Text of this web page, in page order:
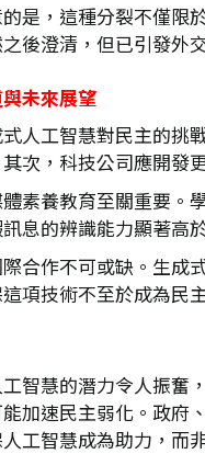
是，這種分裂不僅限
後澄清，但已引發外
未來展望
人工智慧對民主的挑
次，科技公司應開發
素養教育至關重要。
息的辨識能力顯著高
合作不可或缺。生成
項技術不至於成為民
智慧的潛力令人振奮
加速民主弱化。政府
工智慧成為助力，而